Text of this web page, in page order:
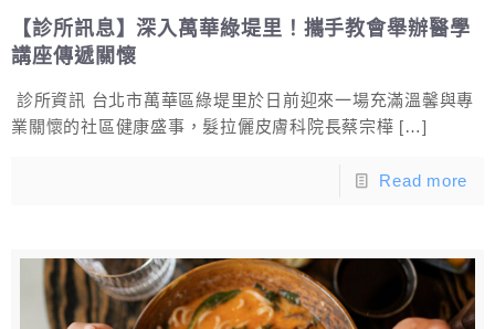
【診所訊息】深入萬華綠堤里！攜手教會舉辦醫學
講座傳遞關懷
診所資訊 台北市萬華區綠堤里於日前迎來一場充滿溫馨與專
業關懷的社區健康盛事，髮拉儷皮膚科院長蔡宗樺 […]
Read more